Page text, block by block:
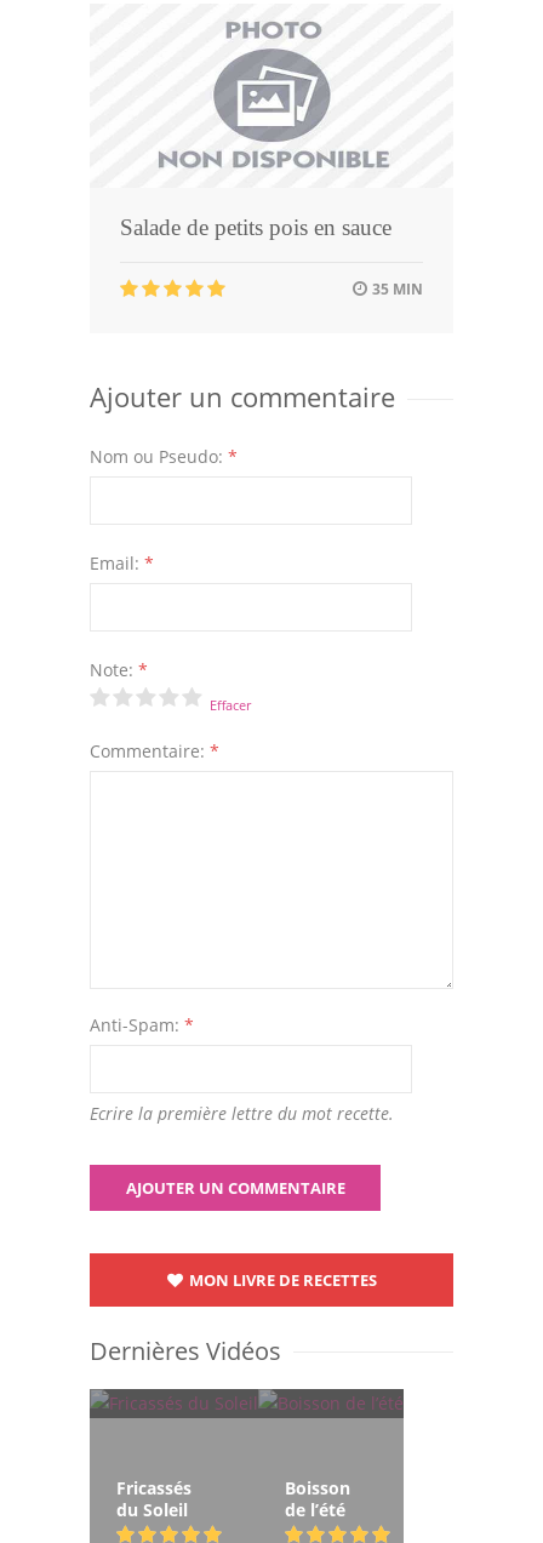
Salade de petits pois en sauce
35 MIN
Ajouter un commentaire
Nom ou Pseudo: *
Email: *
Note: *
Effacer
Commentaire: *
Anti-Spam: *
Ecrire la première lettre du mot recette.
MON LIVRE DE RECETTES
Dernières Vidéos
Fricassés
du Soleil
Boisson
de l’été